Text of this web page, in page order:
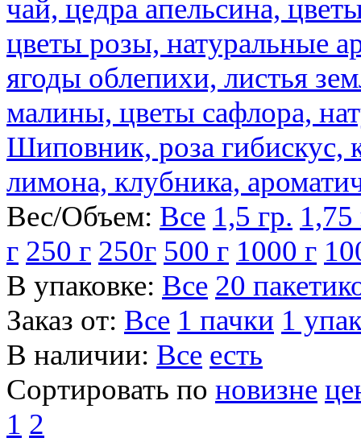
чай, цедра апельсина,
цветы розы, натуральные
ягоды облепихи, листья
малины, цветы сафлора,
Шиповник, роза гибискус,
лимона, клубника,
Вес/Объем: Все 1,5 гр. 1,75
г 250 г 250г 500 г 1000 г
В упаковке: Все 20
Заказ от: Все 1 пачки 1
В наличии: Все есть
Сортировать по новизне
1 2